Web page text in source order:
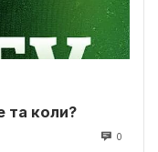
та коли?
0